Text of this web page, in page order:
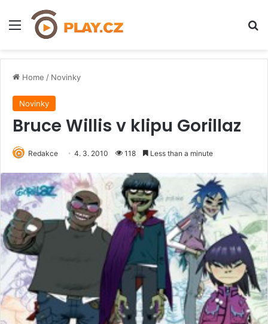
Menu
Home / Novinky
Novinky
Bruce Willis v klipu Gorillaz
Redakce 4. 3. 2010 118 Less than a minute